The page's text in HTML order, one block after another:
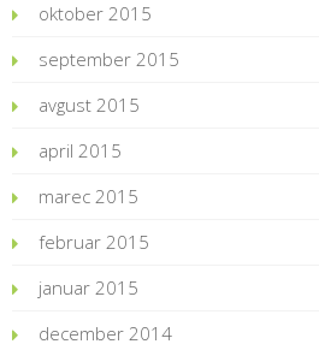
oktober 2015
september 2015
avgust 2015
april 2015
marec 2015
februar 2015
januar 2015
december 2014